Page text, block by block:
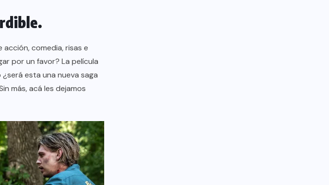
comedia, risas e
por un favor? La película
esta una nueva saga
más, acá les dejamos